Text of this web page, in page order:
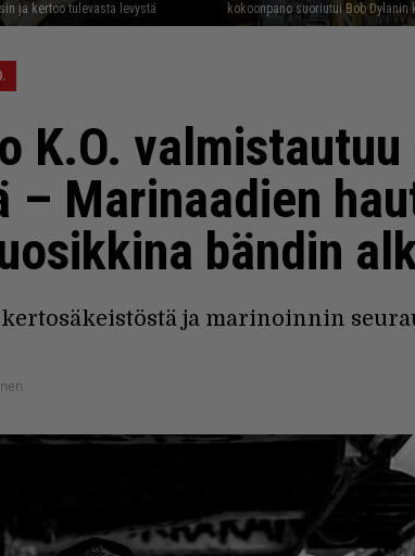
ja kertoo tulevasta levystä
kokoonpano suoriutui Bob Dylanin
K.O.
– Marinaadien
bändin
ja marinoinnin